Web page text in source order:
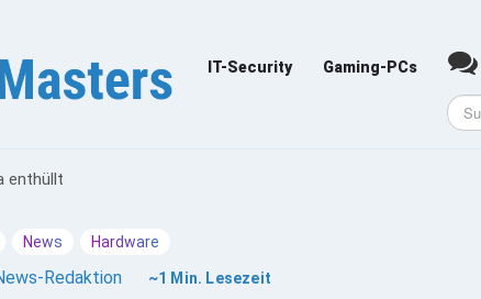
IT-Security Gaming-PCs
enthüllt
News Hardware
Redaktion ~1 Min. Lesezeit